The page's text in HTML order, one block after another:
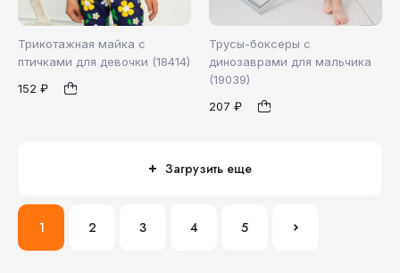
Трикотажная майка с
птичками для девочки (18414)
152 ₽
122
Трусы-боксеры с
динозаврами для мальчика
(19039)
207 ₽
1
1 2 3 4 5
Загрузить еще